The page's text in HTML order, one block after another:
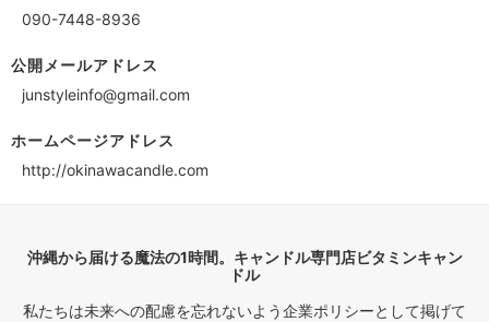
090-7448-8936
公開メールアドレス
junstyleinfo@gmail.com
ホームページアドレス
http://okinawacandle.com
沖縄から届ける魔法の1時間。キャンドル専門店ビタミンキャン
ドル
私たちは未来への配慮を忘れないよう企業ポリシーとして掲げて